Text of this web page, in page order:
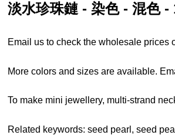
淡水珍珠鏈 - 染色 - 混色
Email us to check the wholesale prices
More colors and sizes are available.
To make mini jewellery, multi-strand
Related keywords: seed pearl, seed